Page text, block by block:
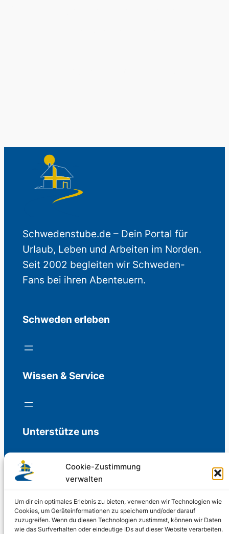
Cookie-Zustimmung
verwalten
Um dir ein optimales Erlebnis zu bieten, verwenden wir Technologien wie
Cookies, um Geräteinformationen zu speichern und/oder darauf
zuzugreifen. Wenn du diesen Technologien zustimmst, können wir Daten
wie das Surfverhalten oder eindeutige IDs auf dieser Website verarbeiten.
Schwedenstube.de – Dein Portal für
Urlaub, Leben und Arbeiten im Norden.
Seit 2002 begleiten wir Schweden-
Fans bei ihren Abenteuern.
Schweden erleben
Wissen & Service
Unterstütze uns
Freiwillige Spenden für die Aufrechterhaltung
Support us